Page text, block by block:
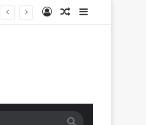
Log InRandom Article
Sidebar